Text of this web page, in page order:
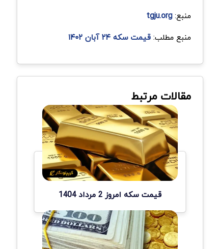
منبع:tgju.org
منبع مطلب:قیمت سکه ۲۴ آبان ۱۴۰۲
مقالات مرتبط
قیمت سکه امروز 2 مرداد 1404